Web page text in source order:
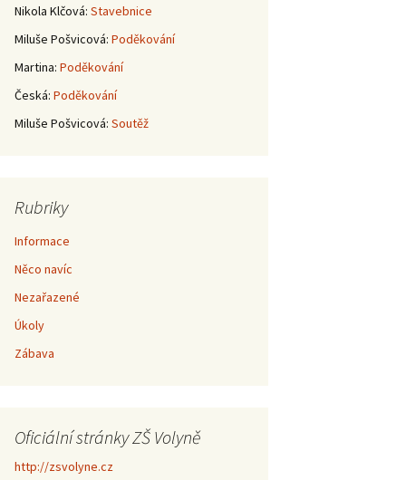
Nikola Klčová: Stavebnice
Miluše Pošvicová: Poděkování
Martina: Poděkování
Česká: Poděkování
Miluše Pošvicová: Soutěž
Rubriky
Informace
Něco navíc
Nezařazené
Úkoly
Zábava
Oficiální stránky ZŠ Volyně
http://zsvolyne.cz